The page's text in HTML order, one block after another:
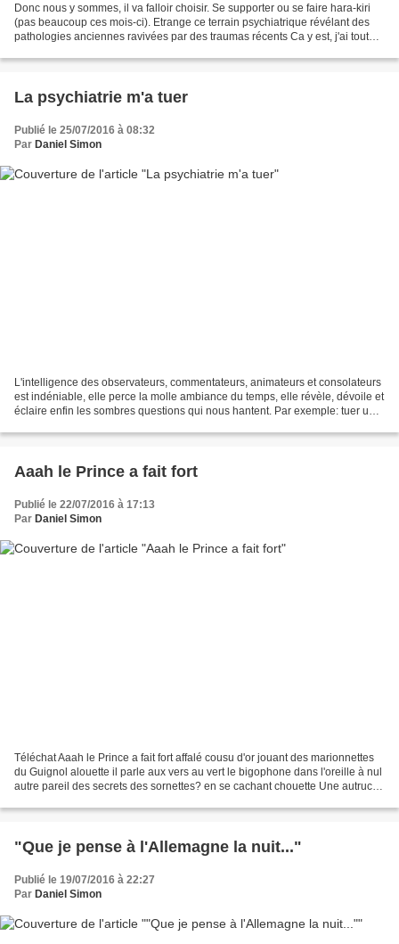
Donc nous y sommes, il va falloir choisir. Se supporter ou se faire hara-kiri
(pas beaucoup ces mois-ci). Etrange ce terrain psychiatrique révélant des
pathologies anciennes ravivées par des traumas récents Ca y est, j'ai tout
La psychiatrie m'a tuer
Publié le 25/07/2016 à 08:32
Par Daniel Simon
L'intelligence des observateurs, commentateurs, animateurs et consolateurs
est indéniable, elle perce la molle ambiance du temps, elle révèle, dévoile et
éclaire enfin les sombres questions qui nous hantent. Par exemple: tuer un
Aaah le Prince a fait fort
Publié le 22/07/2016 à 17:13
Par Daniel Simon
Téléchat Aaah le Prince a fait fort affalé cousu d'or jouant des marionnettes
du Guignol alouette il parle aux vers au vert le bigophone dans l'oreille à nul
autre pareil des secrets des sornettes? en se cachant chouette Une autruche
"Que je pense à l'Allemagne la nuit..."
Publié le 19/07/2016 à 22:27
Par Daniel Simon